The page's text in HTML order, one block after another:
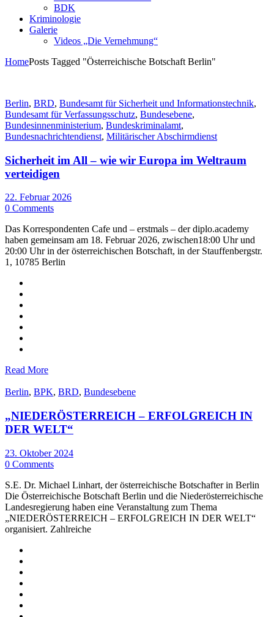
BDK
Kriminologie
Galerie
Videos „Die Vernehmung“
HomePosts Tagged "Österreichische Botschaft Berlin"
Berlin, BRD, Bundesamt für Sicherheit und Informationstechnik,
Bundesamt für Verfassungsschutz, Bundesebene,
Bundesinnenministerium, Bundeskriminalamt,
Bundesnachrichtendienst, Militärischer Abschirmdienst
Sicherheit im All – wie wir Europa im Weltraum
verteidigen
22. Februar 2026
0 Comments
Das Korrespondenten Cafe und – erstmals – der diplo.academy
haben gemeinsam am 18. Februar 2026, zwischen18:00 Uhr und
20:00 Uhr in der österreichischen Botschaft, in der Stauffenbergstr.
1, 10785 Berlin
Read More
Berlin, BPK, BRD, Bundesebene
„NIEDERÖSTERREICH – ERFOLGREICH IN
DER WELT“
23. Oktober 2024
0 Comments
S.E. Dr. Michael Linhart, der österreichische Botschafter in Berlin
Die Österreichische Botschaft Berlin und die Niederösterreichische
Landesregierung haben eine Veranstaltung zum Thema
„NIEDERÖSTERREICH – ERFOLGREICH IN DER WELT“
organisiert. Zahlreiche